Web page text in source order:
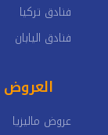
فنادق تركيا
فنادق اليابان
العروض
عروض ماليزيا